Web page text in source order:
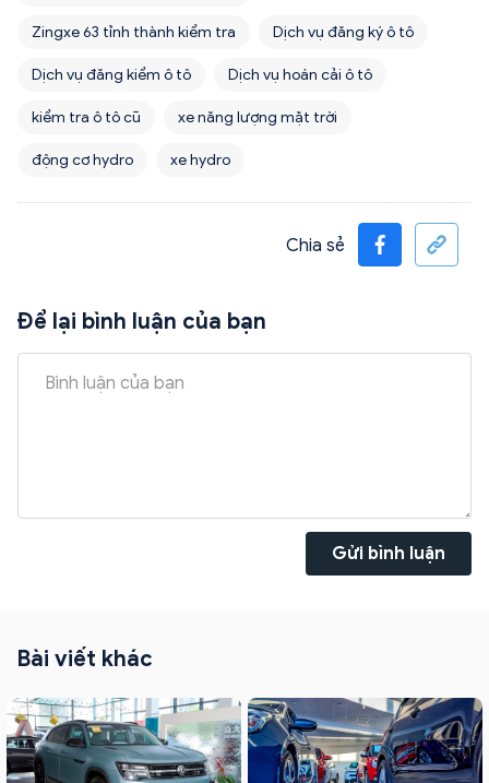
Zingxe 63 tỉnh thành kiểm tra Dịch vụ đăng ký ô tô
Dịch vụ đăng kiểm ô tô Dịch vụ hoán cải ô tô
kiểm tra ô tô cũ xe năng lượng mặt trời
động cơ hydro xe hydro
Chia sẻ
Để lại bình luận của bạn
Gửi bình luận
Bài viết khác